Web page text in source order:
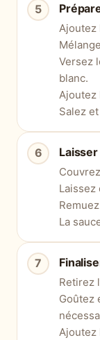
Ajoutez
Versez
blanc.
Ajoutez
Salez
Laissez
La
Retirez
Goûtez
Ajoutez